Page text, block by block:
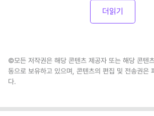
더읽기
©모든 저작권은 해당 콘텐츠 제공자 또는 해당 콘텐
동으로 보유하고 있으며, 콘텐츠의 편집 및 전송권은
다.